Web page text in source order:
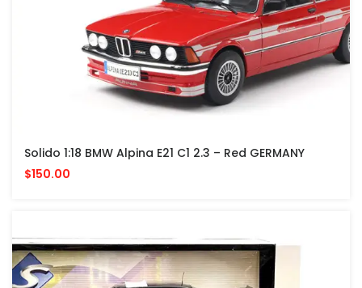
Solido 1:18 BMW Alpina E21 C1 2.3 – Red GERMANY
$150.00